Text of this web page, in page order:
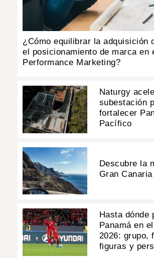
¿Cómo equilibrar la adquisición
el posicionamiento de marca en
Performance Marketing?
Naturgy
subestación
fortalecer
Pacífico
Descubre la
Gran Canaria
Hasta dónde
Panamá en
2026: grupo,
figuras y